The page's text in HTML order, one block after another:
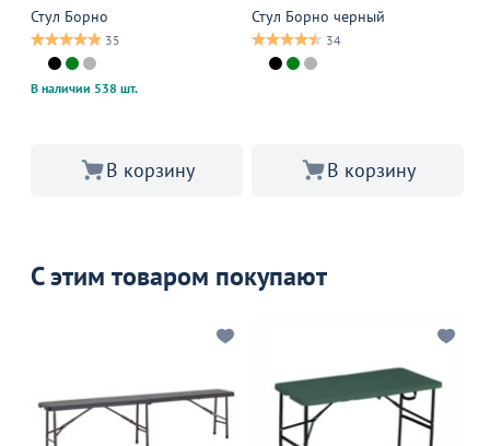
Стул Борно
35
В наличии 538 шт.
В корзину
Стул Борно черный
34
В корзину
С этим товаром покупают